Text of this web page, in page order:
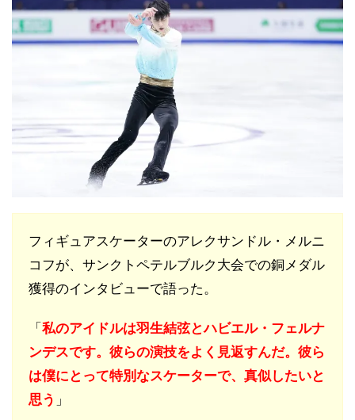
フィギュアスケーターのアレクサンドル・メルニ
コフが、サンクトペテルブルク大会での銅メダル
獲得のインタビューで語った。
「 私のアイドルは羽生結弦とハビエル・フェルナ
ンデスです。彼らの演技をよく見返すんだ。彼ら
は僕にとって特別なスケーターで、真似したいと
思う 」